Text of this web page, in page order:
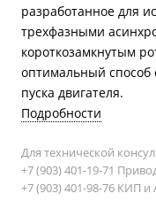
разработанное для
трехфазными
короткозамкнутым
оптимальный способ
пуска двигателя.
Подробности
Для технической
+7 (903) 401-19-71
+7 (903) 401-98-76 КИП и